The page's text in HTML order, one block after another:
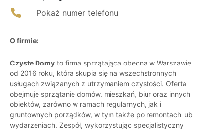
Pokaż numer telefonu
O firmie:
Czyste Domy to firma sprzątająca obecna w Warszawie
od 2016 roku, która skupia się na wszechstronnych
usługach związanych z utrzymaniem czystości. Oferta
obejmuje sprzątanie domów, mieszkań, biur oraz innych
obiektów, zarówno w ramach regularnych, jak i
gruntownych porządków, w tym także po remontach lub
wydarzeniach. Zespół, wykorzystując specjalistyczny